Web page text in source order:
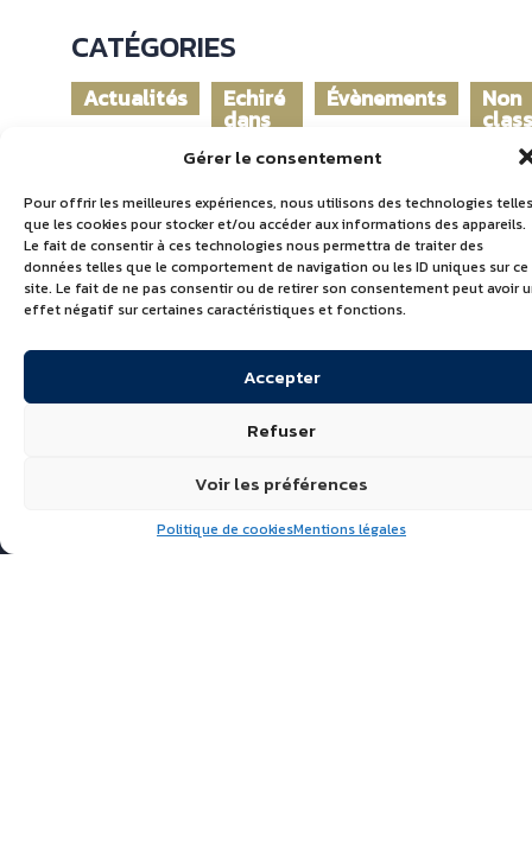
Gérer le consentement
Pour offrir les meilleures expériences, nous utilisons des technologies telles
que les cookies pour stocker et/ou accéder aux informations des appareils.
Le fait de consentir à ces technologies nous permettra de traiter des
données telles que le comportement de navigation ou les ID uniques sur ce
site. Le fait de ne pas consentir ou de retirer son consentement peut avoir
effet négatif sur certaines caractéristiques et fonctions.
Accepter
Refuser
Voir les préférences
Politique de cookiesMentions légales
CATÉGORIES
Actualités Echiré
dans
monde
Évènements Non